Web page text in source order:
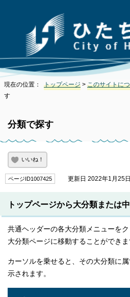
現在の位置： トップページ > このサイトに
す
分類で探す
いいね！
ページID1007425 更新日 2022年1月25日
トップページから大分類または
共通ヘッダーの各大分類メニューを
大分類ページに移動することができま
カーソルを乗せると、その大分類に
示されます。